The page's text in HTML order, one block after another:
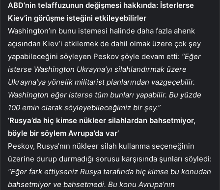
ABD’nin telaffuzunun değişmesi hakkında: İsterlerse
Kiev’in görüşme isteğini etkileyebilirler
Washington’ın bunu istemesi halinde daha fazla ahenk
açısından Kiev’i etkilemek de dahil olmak üzere çok şey
yapabileceğini söyleyen Peskov şöyle devam etti: “Eğer
isterse Washington Ukrayna’yı silahlandırmak üzere
Ukrayna’ya yönelik militarist planlarından vazgeçebilir.
Washington eğer isterse tüm bunları yapabilir. Bu yüzde
100 emin olarak söyleyebileceğimiz bir şey.”
‘Rusya’da hiç kimse nükleer silahlardan bahsetmiyor,
böyle bir söylem Avrupa’da var’
Peskov, Rusya’nın nükleer silah kullanma seçeneğinin
üzerine durup durmadığı sorusu karşısında şunları söyledi:
“Eğer fark ettiyseniz Rusya tarafında hiç kimse bu konudan
bahsetmiyor ve bahsetmedi. Bu konu Avrupa’nın